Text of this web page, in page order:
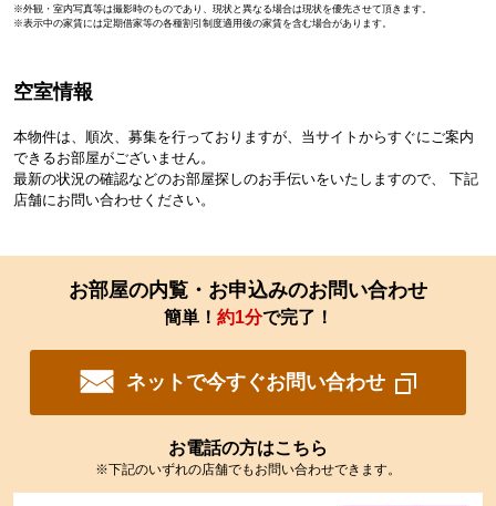
※外観・室内写真等は撮影時のものであり、現状と異なる場合は現状を優先させて頂きます。
※表示中の家賃には定期借家等の各種割引制度適用後の家賃を含む場合があります。
空室情報
本物件は、順次、募集を行っておりますが、当サイトからすぐにご案内
できるお部屋がございません。
最新の状況の確認などのお部屋探しのお手伝いをいたしますので、 下記
店舗にお問い合わせください。
お部屋の内覧・お申込みのお問い合わせ
簡単！ 約1分で完了！
ネットで今すぐお問い合わせ
お電話の方はこちら
※下記のいずれの店舗でもお問い合わせできます。